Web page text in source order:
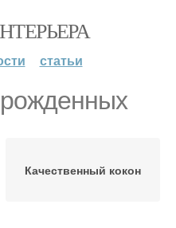
статьи
Качественный кокон